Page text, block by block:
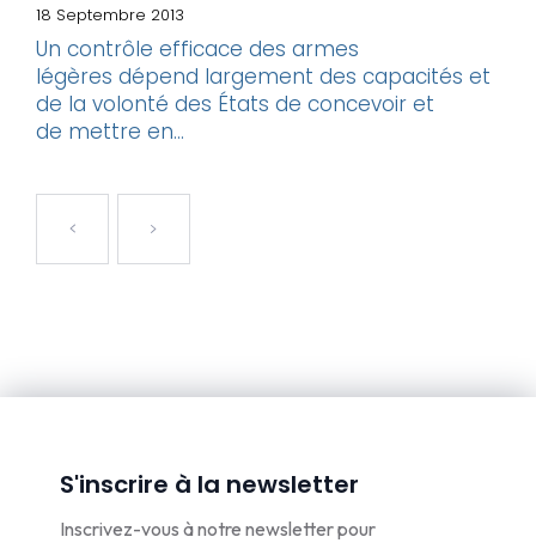
18 Septembre 2013
Un contrôle efficace des armes
légères dépend largement des capacités et
de la volonté des États de concevoir et
de mettre en...
S'inscrire à la newsletter
Inscrivez-vous à notre newsletter pour